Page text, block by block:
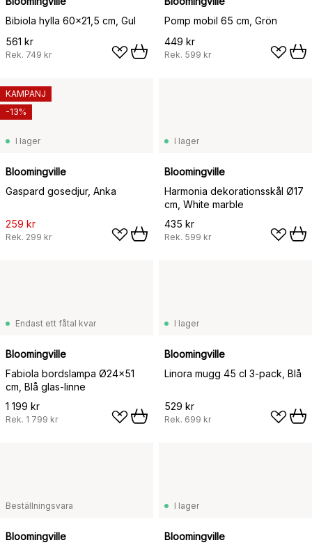
Bibiola hylla 60x21,5 cm, Gul
561 kr
Rek. 749 kr
Pomp mobil 65 cm, Grön
449 kr
Rek. 599 kr
I lager
Bloomingville
Gaspard gosedjur, Anka
259 kr
Rek. 299 kr
KAMPANJ
-13%
I lager
Bloomingville
Harmonia dekorationsskål Ø17
cm, White marble
435 kr
Rek. 599 kr
Endast ett fåtal kvar
Bloomingville
Fabiola bordslampa Ø24x51
cm, Blå glas-linne
1 199 kr
Rek. 1 799 kr
I lager
Bloomingville
Linora mugg 45 cl 3-pack, Blå
529 kr
Rek. 699 kr
Beställningsvara
Bloomingville
I lager
Bloomingville